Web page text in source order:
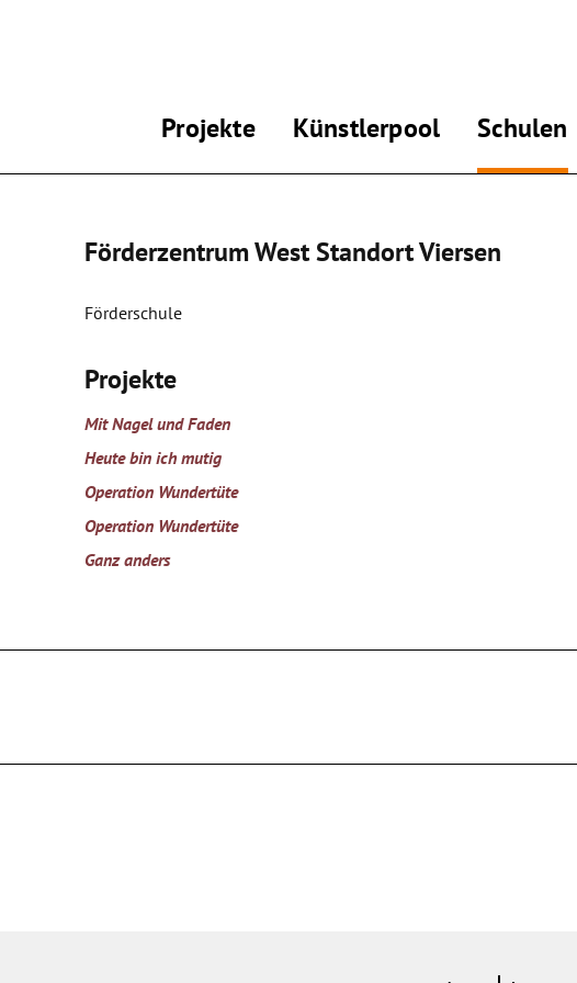
Projekte Künstlerpool Schulen
Förderzentrum West Standort Viersen
Förderschule
Projekte
Mit Nagel und Faden
Heute bin ich mutig
Operation Wundertüte
Operation Wundertüte
Ganz anders